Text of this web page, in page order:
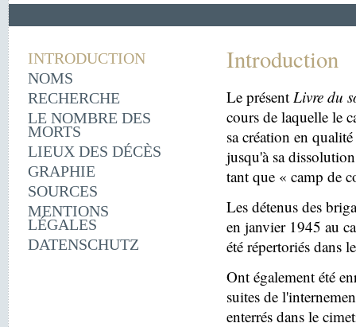
INTRODUCTION
NOMS
RECHERCHE
LE NOMBRE DES
MORTS
LIEUX DES DÉCÈS
GRAPHIE
SOURCES
MENTIONS
LÉGALES
DATENSCHUTZ
Introduction
Le présentLivre du
cours de laquelle le
sa création en
jusqu'à sa
tant que « camp de
Les détenus des
en janvier 1945 au
été répertoriés dans
Ont également été
suites de
enterrés dans le